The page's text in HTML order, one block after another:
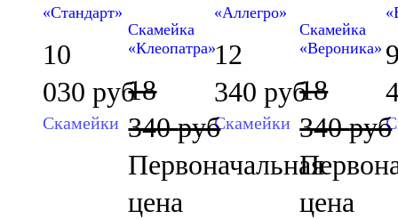
«Стандарт»
10
030 руб
Скамейки
Скамейка
«Клеопатра»
18
340руб
Первоначальная
цена
«Аллегро»
12
340 руб
Скамейки
Скамейка
«Вероника»
18
340руб
цена